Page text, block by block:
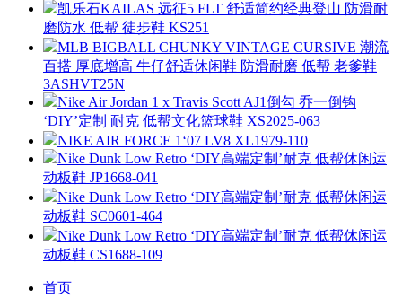
凯乐石KAILAS 远征5 FLT 舒适简约经典登山 防滑耐
磨防水 低帮 徒步鞋 KS251
MLB BIGBALL CHUNKY VINTAGE CURSIVE 潮流
百搭 厚底增高 牛仔舒适休闲鞋 防滑耐磨 低帮 老爹鞋
3ASHVT25N
Nike Air Jordan 1 x Travis Scott AJ1倒勾 乔一倒钩
‘DIY’定制 耐克 低帮文化篮球鞋 XS2025-063
NIKE AIR FORCE 1‘07 LV8 XL1979-110
Nike Dunk Low Retro ‘DIY高端定制’耐克 低帮休闲运
动板鞋 JP1668-041
Nike Dunk Low Retro ‘DIY高端定制’耐克 低帮休闲运
动板鞋 SC0601-464
Nike Dunk Low Retro ‘DIY高端定制’耐克 低帮休闲运
动板鞋 CS1688-109
首页